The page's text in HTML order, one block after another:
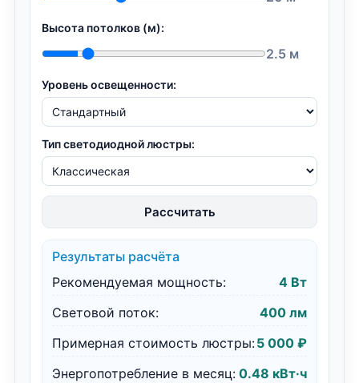
Высота потолков (м):
2.5 м
Уровень освещенности:
Тип светодиодной люстры:
Рассчитать
Результаты расчёта
Рекомендуемая мощность:
4 Вт
Световой поток:
400 лм
Примерная стоимость люстры:5 000 ₽
Энергопотребление в месяц: 0.48 кВт·ч